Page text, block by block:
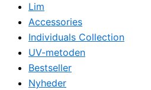
Lim
Accessories
Individuals Collection
UV-metoden
Bestseller
Nyheder